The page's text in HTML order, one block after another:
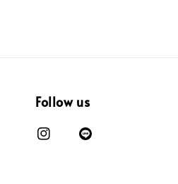
Follow us